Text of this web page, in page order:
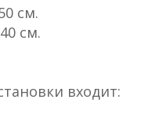
см.
см.
входит: